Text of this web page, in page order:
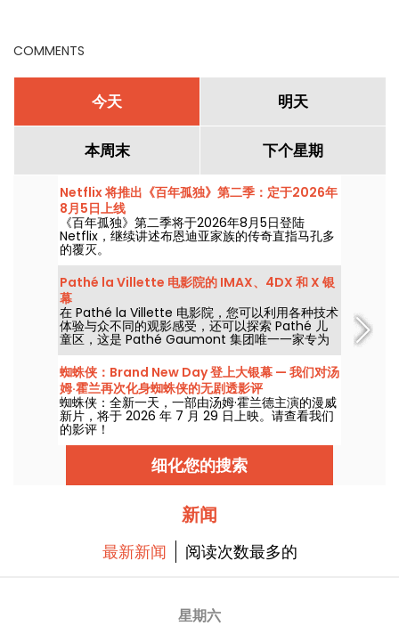
COMMENTS
今天 明天
本周末 下个星期
Netflix 将推出《百年孤独》第二季：定于2026年
8月5日上线
《百年孤独》第二季将于2026年8月5日登陆
Netflix，继续讲述布恩迪亚家族的传奇直指马孔多
的覆灭。
Pathé la Villette 电影院的 IMAX、4DX 和 X 银
幕
在 Pathé la Villette 电影院，您可以利用各种技术
体验与众不同的观影感受，还可以探索 Pathé 儿
童区，这是 Pathé Gaumont 集团唯一一家专为
儿童开设的影院。
蜘蛛侠：Brand New Day 登上大银幕 — 我们对汤
姆·霍兰再次化身蜘蛛侠的无剧透影评
蜘蛛侠：全新一天，一部由汤姆·霍兰德主演的漫威
新片，将于 2026 年 7 月 29 日上映。请查看我们
的影评！
细化您的搜索
新闻
最新新闻 阅读次数最多的
星期六